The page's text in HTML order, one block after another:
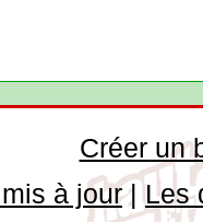
Créer un
à jour|Les